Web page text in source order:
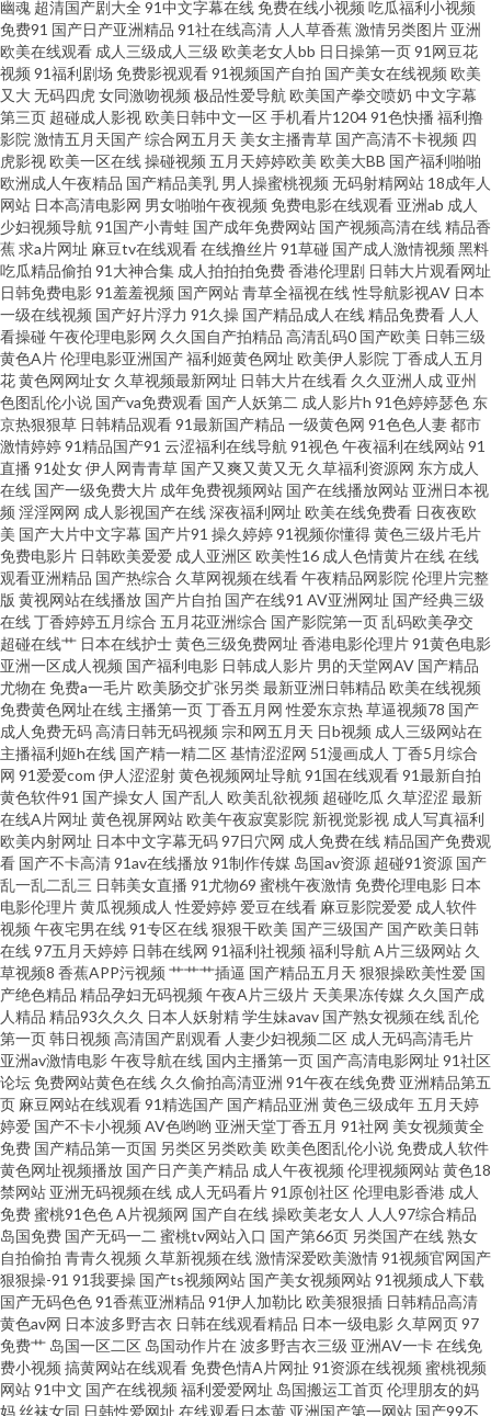
产精品中文 蜜臀TV69 日韩激情文学 伊人大香蕉性爱 97导航 岛国电影网 久草
热线资源 天堂AV电影网 91精品丝袜久久 a女v片电影探花 含羞草婷婷 日韩AV
资源网 亚洲欧洲av 91看片免费下载 91精品自 成人射视频 美女被我操 色站导
航 伊人大香蕉伊人 91丝袜插麻豆 肏屄免费电影 激情夜色av 欧洲操逼艺术 婷
婷丁香导航 福利姬rr 老司机午夜福利院 五月丁香成人网站 午夜无码AV AV午
夜网 国产91白虎动漫 青青草导航 亚洲第四页 97超碰夜夜 国产超91 伦理第一
页 日韩A∨福利院 亚洲图片激情文学 97尤物视频 国产草草久久 五月丁香大香
蕉 97色团精华液 国产精品良家 欧美www在线看 偷拍AV搬运I工 91社区入口
免费 成人无码免费 九一美女网站 青娱乐超碰 五月天伊人影院 97色伦影院 国
产大片中文字幕 蜜芽91中出 日韩免费一级 亚洲视频一区91 97人人肏 久热精
品 97超碰免费人妻 韩国无码专区 欧美伦埋乱码午夜 超碰香蕉 美女逼视频 天
天干精品视频 超碰成人人爽 九一网站直接看 日本特黄 在线夜间视频91 肏屄
欧美一区不卡 激情综合BT 人妻玖玖 在线观看国产成年 www啪啪草 国产自25
区 蜜桃嫩草91 神马午夜激情 91黄色废料 变态另类在线观看 黄色A片网 丝袜
性爱无码AV 91在线观看视频 含羞草蜜桃a级片 欧美一级色色 午夜传媒 亚洲
草逼网站 玖玖爱大香蕉 日韩中文字幕 91tv在线观看 久久嫩草视频 97自拍在
线 久草手机看片 色综合电影 91福利网站 超碰青青草原 黄色A片精品福利 青
娱乐国产91 亚州另类春色小说 白浆福利导航 精品蜜桃一区二区 日韩A∨ 91久
久 成人黄色三级 久久五月天视频 三级片链接 51视频国产在线 白丝黄91 国精
品伦区 伊人久久国产在线 豆花tv在线 欧美免费一线 亚洲91精品 99热这里有9
果冻传媒一级A片 欧美天天激情 午夜黄色伦理 91香蕉草莓 黄色五月天网址
午夜试看三分钟 91在线视频观看 含羞草影院在线 欧美浮力 天堂夜夜网 91私
拍视频 久久国产精品在线 超碰在线精品 欧美人妖欧美人妖 自拍视频五区 岛
国午夜在线 日本不卡A片 91官网在线观看 国产精品色哟哟 欧美性爱第九页
性爱欧美成人 超碰人人9 欧美性爱综合楼 一区区≡区视频 操美女软件18 久久
幽魂 超清国产剧大全 91中文字幕在线免费在线小视频 吃瓜福利小视频
免费91 国产日产亚洲精品 91社在线高清 人人草香蕉激情另类图片 亚洲
欧美在线观看 成人三级成人三级 欧美老女人bb 日日操第一页91网豆花
视频 91福利剧场 免费影视观看91视频国产自拍 国产美女在线视频 欧美
又大 无码四虎女同激吻视频 极品性爱导航 欧美国产拳交喷奶 中文字幕
第三页 超碰成人影视欧美日韩中文一区手机看片120491色快播 福利撸
影院 激情五月天国产综合网五月天 美女主播青草 国产高清不卡视频 四
虎影视欧美一区在线操碰视频 五月天婷婷欧美 欧美大BB 国产福利啪啪
欧洲成人午夜精品 国产精品美乳 男人操蜜桃视频 无码射精网站 18成年人
网站 日本高清电影网 男女啪啪午夜视频 免费电影在线观看 亚洲ab 成人
少妇视频导航 91国产小青蛙 国产成年免费网站 国产视频高清在线精品香
蕉求a片网址 麻豆tv在线观看在线撸丝片91草碰 国产成人激情视频 黑料
吃瓜精品偷拍 91大神合集 成人拍拍拍免费香港伦理剧 日韩大片观看网址
日韩免费电影91羞羞视频 国产网站青草全福视在线性导航影视AV 日本
一级在线视频 国产好片浮力 91久操 国产精品成人在线精品免费看 人人
看操碰 午夜伦理电影网 久久国自产拍精品 高清乱码0 国产欧美 日韩三级
黄色A片伦理电影亚洲国产福利姬黄色网址 欧美伊人影院 丁香成人五月
花黄色网网址女 久草视频最新网址 日韩大片在线看 久久亚洲人成 亚州
色图乱伦小说 国产va免费观看 国产人妖第二 成人影片h 91色婷婷瑟色 东
京热狠狠草 日韩精品观看91最新国产精品 一级黄色网 91色色人妻都市
激情婷婷91精品国产91 云涩福利在线导航 91视色午夜福利在线网站91
直播 91处女伊人网青青草 国产又爽又黄又无 久草福利资源网 东方成人
在线 国产一级免费大片 成年免费视频网站 国产在线播放网站 亚洲日本视
频 淫淫网网 成人影视国产在线深夜福利网址 欧美在线免费看 日夜夜欧
美 国产大片中文字幕 国产片91 操久婷婷91视频你懂得黄色三级片毛片
免费电影片 日韩欧美爱爱 成人亚洲区欧美性16 成人色情黄片在线在线
观看亚洲精品 国产热综合 久草网视频在线看午夜精品网影院 伦理片完整
版 黄视网站在线播放 国产片自拍 国产在线91 AV亚洲网址 国产经典三级
在线丁香婷婷五月综合 五月花亚洲综合 国产影院第一页乱码欧美孕交
超碰在线艹 日本在线护士黄色三级免费网址 香港电影伦理片91黄色电影
亚洲一区成人视频 国产福利电影 日韩成人影片 男的天堂网AV 国产精品
尤物在免费a一毛片欧美肠交扩张另类最新亚洲日韩精品 欧美在线视频
免费黄色网址在线 主播第一页丁香五月网 性爱东京热草逼视频78 国产
成人免费无码高清日韩无码视频 宗和网五月天 日b视频 成人三级网站在
主播福利姬h在线 国产精一精二区基情涩涩网 51漫画成人 丁香5月综合
网 91爱爱com 伊人涩涩射黄色视频网址导航 91国在线观看91最新自拍
黄色软件91 国产操女人 国产乱人 欧美乱欲视频 超碰吃瓜 久草涩涩 最新
在线A片网址 黄色视屏网站欧美午夜寂寞影院 新视觉影视 成人写真福利
欧美内射网址 日本中文字幕无码97日穴网 成人免费在线精品国产免费观
看 国产不卡高清91av在线播放91制作传媒 岛国av资源 超碰91资源 国产
乱一乱二乱三 日韩美女直播 91尤物69 蜜桃午夜激情免费伦理电影 日本
电影伦理片黄瓜视频成人 性爱婷婷 爱豆在线看 麻豆影院爱爱 成人软件
视频 午夜宅男在线91专区在线狠狠干欧美 国产三级国产 国产欧美日韩
在线97五月天婷婷 日韩在线网 91福利社视频 福利导航 A片三级网站 久
草视频8 香蕉APP污视频 艹艹艹插逼 国产精品五月天 狠狠操欧美性爱 国
产绝色精品 精品孕妇无码视频 午夜A片三级片 天美果冻传媒 久久国产成
人精品 精品93久久久 日本人妖射精学生妹avav 国产熟女视频在线乱伦
第一页韩日视频 高清国产剧观看 人妻少妇视频二区 成人无码高清毛片
亚洲av激情电影午夜导航在线 国内主播第一页 国产高清电影网址 91社区
论坛免费网站黄色在线 久久偷拍高清亚洲 91午夜在线免费 亚洲精品第五
页 麻豆网站在线观看91精选国产 国产精品亚洲 黄色三级成年 五月天婷
婷爱 国产不卡小视频 AV色哟哟 亚洲天堂丁香五月 91社网 美女视频黄全
免费 国产精品第一页国 另类区另类欧美 欧美色图乱伦小说免费成人软件
黄色网址视频播放 国产日产美产精品 成人午夜视频 伦理视频网站黄色18
禁网站 亚洲无码视频在线 成人无码看片91原创社区伦理电影香港 成人
免费蜜桃91色色A片视频网 国产自在线操欧美老女人 人人97综合精品
岛国免费 国产无码一二 蜜桃tv网站入口 国产第66页 另类国产在线熟女
自拍偷拍 青青久视频 久草新视频在线激情深爱欧美激情91视频官网国产
狠狠操-91 91我要操 国产ts视频网站 国产美女视频网站91视频成人下载
国产无码色色91香蕉亚洲精品 91伊人加勒比 欧美狠狠插 日韩精品高清
黄色av网 日本波多野吉衣 日韩在线观看精品 日本一级电影 久草网页97
免费艹 岛国一区二区 岛国动作片在波多野吉衣三级 亚洲AV一卡在线免
费小视频 搞黄网站在线观看免费色情A片网扯 91资源在线视频 蜜桃视频
网站91中文 国产在线视频 福利爱爱网址 岛国搬运工首页伦理朋友的妈
妈 丝袜女同 日韩性爱网址 在线观看日本黄 亚洲国产第一网站 国产99不